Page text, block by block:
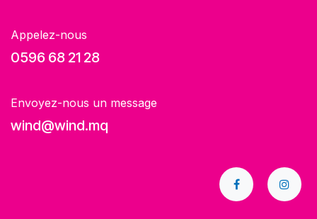
Appelez-nous
0596 68 21 28
Envoyez-nous un message
wind@wind.mq